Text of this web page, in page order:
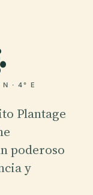
N · 4° E
Plantage
poderoso
y